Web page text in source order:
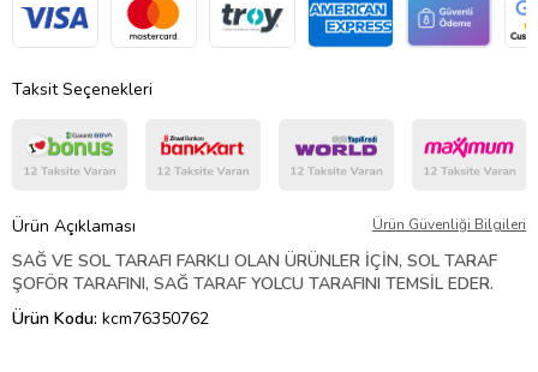
Taksit Seçenekleri
Ürün Açıklaması Ürün Güvenliği Bilgileri
SAĞ VE SOL TARAFI FARKLI OLAN ÜRÜNLER İÇİN, SOL TARAF
ŞOFÖR TARAFINI, SAĞ TARAF YOLCU TARAFINI TEMSİL EDER.
Ürün Kodu: kcm76350762